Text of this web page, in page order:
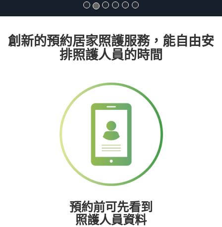
創新的預約居家照護服務，能自由安
排照護人員的時間
預約前可先看到
照護人員資料